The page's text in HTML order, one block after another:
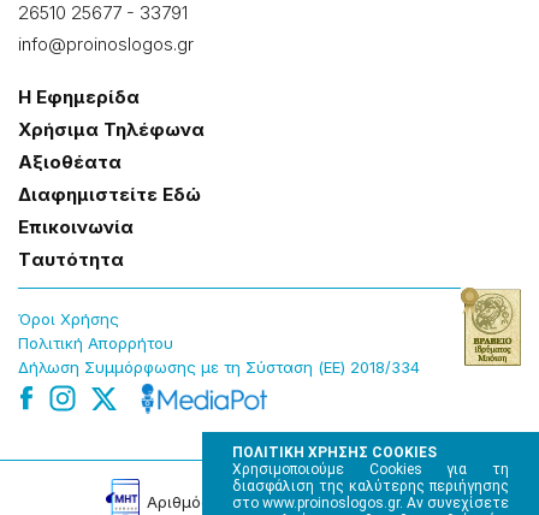
ΠΟΛΙΤΙΚΗ ΧΡΗΣΗΣ COOKIES
Χρησιμοποιούμε Cookies για τη
διασφάλιση της καλύτερης περιήγησης
στο www.proinoslogos.gr. Αν συνεχίσετε
26510 25677 - 33791
info@proinoslogos.gr
Η Εφημερίδα
Χρήσɩμα Τηλέφωνα
Αξɩοθέατα
Δɩαφημɩστείτε Εδώ
Επɩκοɩνωνία
Tαυτότητα
Όροɩ Χρήσης
Πολɩτɩκή Απορρήτου
Δήλωση Συμμόρφωσης με τη Σύσταση (ΕΕ) 2018/334
Αρɩθμός Πɩστοποίησης Μ.Η.Τ. 220242